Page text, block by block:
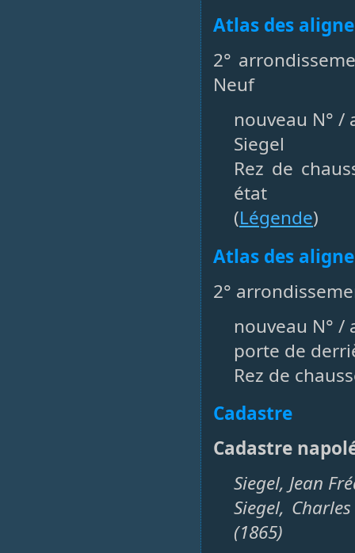
Atlas des
2°
Neuf
nouveau N° /
Siegel
Rez de
état
(Légende)
Atlas des
2°
nouveau N° /
porte de
Rez de
Cadastre
Cadastre
Siegel, Jean
Siegel,
(1865)